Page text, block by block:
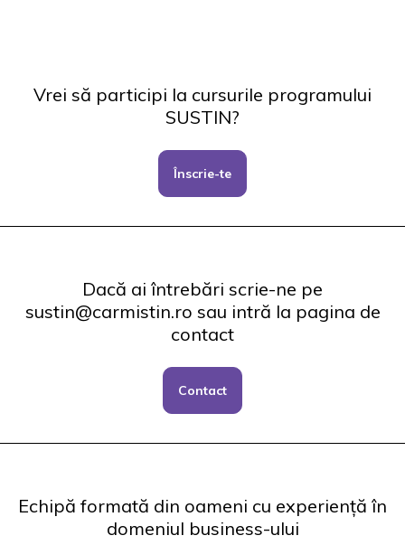
Vrei să participi la cursurile programului
SUSTIN?
Înscrie-te
Dacă ai întrebări scrie-ne pe
sustin@carmistin.ro sau intră la pagina de
contact
Contact
Echipă formată din oameni cu experiență în
domeniul business-ului